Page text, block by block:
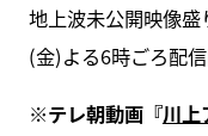
地上波未公開映像
(金)よる6時ごろ配
※テレ朝動画『川上